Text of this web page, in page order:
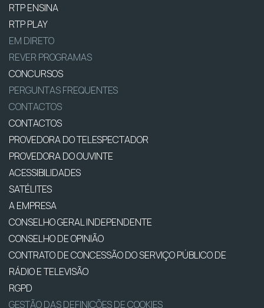
RTP ENSINA
RTP PLAY
EM DIRETO
REVER PROGRAMAS
CONCURSOS
PERGUNTAS FREQUENTES
CONTACTOS
CONTACTOS
PROVEDORA DO TELESPECTADOR
PROVEDORA DO OUVINTE
ACESSIBILIDADES
SATÉLITES
A EMPRESA
CONSELHO GERAL INDEPENDENTE
CONSELHO DE OPINIÃO
CONTRATO DE CONCESSÃO DO SERVIÇO PÚBLICO DE
RÁDIO E TELEVISÃO
RGPD
GESTÃO DAS DEFINIÇÕES DE COOKIES